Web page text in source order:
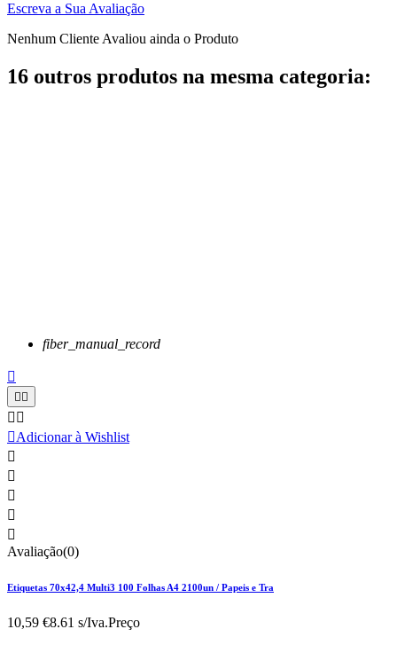
Escreva a Sua Avaliação
Nenhum Cliente Avaliou ainda o Produto
16 outros produtos na mesma categoria:
fiber_manual_record

 
 
Adicionar à Wishlist





Avaliação(0)
Etiquetas 70x42,4 Multi3 100 Folhas A4 2100un / Papeis e Tra
10,59 €8.61 s/Iva.Preço